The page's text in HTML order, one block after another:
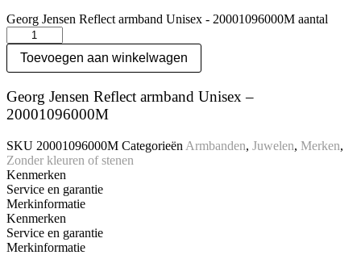
Georg Jensen Reflect armband Unisex - 20001096000M aantal
Toevoegen aan winkelwagen
Georg Jensen Reflect armband Unisex –
20001096000M
SKU 20001096000M Categorieën Armbanden, Juwelen, Merken,
Zonder kleuren of stenen
Kenmerken
Service en garantie
Merkinformatie
Kenmerken
Service en garantie
Merkinformatie